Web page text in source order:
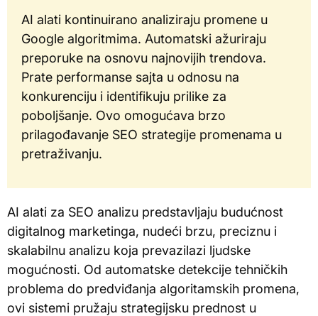
AI alati kontinuirano analiziraju promene u
Google algoritmima. Automatski ažuriraju
preporuke na osnovu najnovijih trendova.
Prate performanse sajta u odnosu na
konkurenciju i identifikuju prilike za
poboljšanje. Ovo omogućava brzo
prilagođavanje SEO strategije promenama u
pretraživanju.
AI alati za SEO analizu predstavljaju budućnost
digitalnog marketinga, nudeći brzu, preciznu i
skalabilnu analizu koja prevazilazi ljudske
mogućnosti. Od automatske detekcije tehničkih
problema do predviđanja algoritamskih promena,
ovi sistemi pružaju strategijsku prednost u